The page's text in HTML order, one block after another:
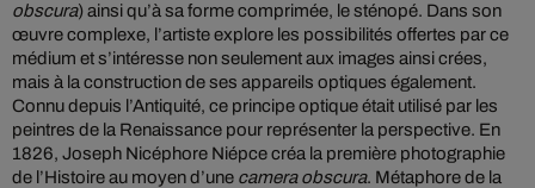
obscura) ainsi qu’à sa forme comprimée, le sténopé. Dans son
œuvre complexe, l’artiste explore les possibilités offertes par ce
médium et s’intéresse non seulement aux images ainsi crées,
mais à la construction de ses appareils optiques également.
Connu depuis l’Antiquité, ce principe optique était utilisé par les
peintres de la Renaissance pour représenter la perspective. En
1826, Joseph Nicéphore Niépce créa la première photographie
de l’Histoire au moyen d’une camera obscura. Métaphore de la